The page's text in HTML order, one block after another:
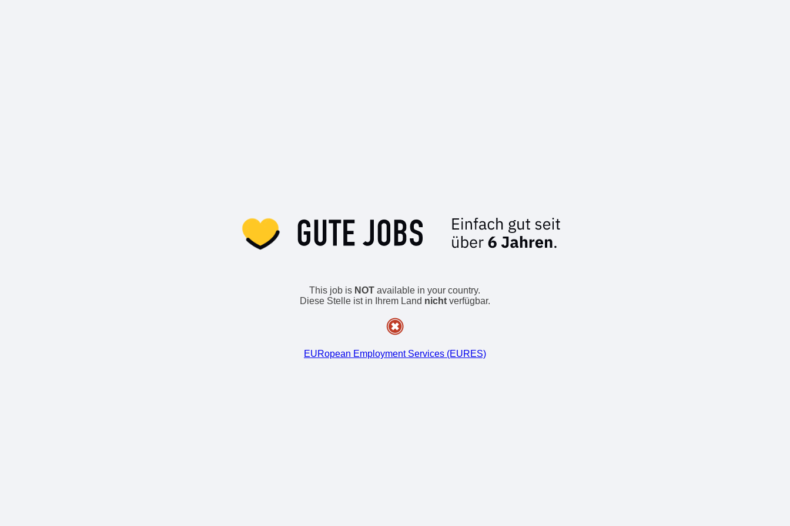
This job is NOT available in your country.
Diese Stelle ist in Ihrem Land nichtverfügbar.
EURopean Employment Services (EURES)